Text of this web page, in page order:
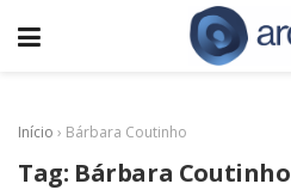
Início › Bárbara Coutinho
Tag: Bárbara Coutinho